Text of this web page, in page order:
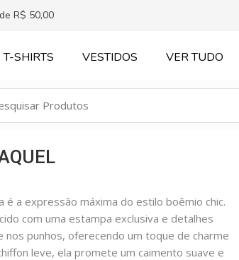
R$ 50,00
T-SHIRTS VESTIDOS VER TUDO
é a expressão máxima do estilo boêmio chic.
com uma estampa exclusiva e detalhes
nos punhos, oferecendo um toque de charme
leve, ela promete um caimento suave e